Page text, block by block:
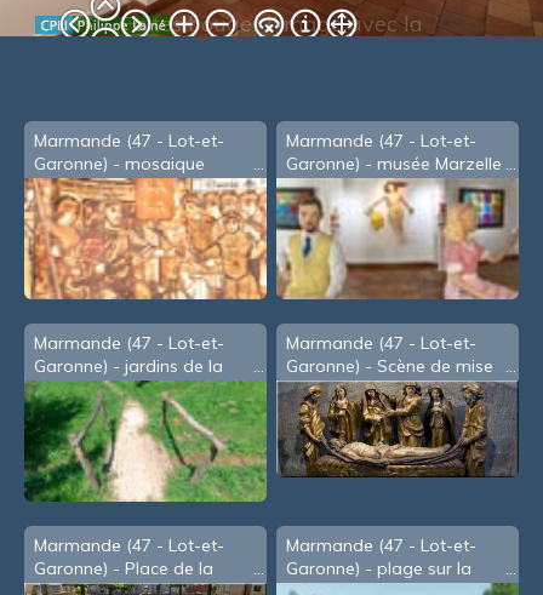
Marmande (47 - Lot-et-
Garonne) - mosaique
relatant l'histoire de
Marmande
Marmande (47 - Lot-et-
Garonne) - musée Marzelle
- Christian Rampnoux -A-
(2021)
Marmande (47 - Lot-et-
Garonne) - jardins de la
Filhole
Marmande (47 - Lot-et-
Garonne) - Scène de mise
au tombeau dans la
cathédrale
Marmande (47 - Lot-et-
Garonne) - Place de la
Marmande (47 - Lot-et-
Garonne) - plage sur la